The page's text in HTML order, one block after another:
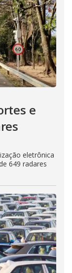
e
eletrônica
649 radares